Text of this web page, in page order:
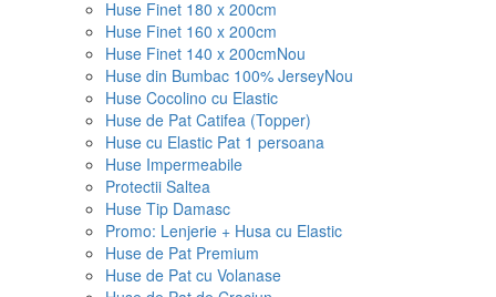
Huse Finet 180 x 200cm
Huse Finet 160 x 200cm
Huse Finet 140 x 200cmNou
Huse din Bumbac 100% JerseyNou
Huse Cocolino cu Elastic
Huse de Pat Catifea (Topper)
Huse cu Elastic Pat 1 persoana
Huse Impermeabile
Protectii Saltea
Huse Tip Damasc
Promo: Lenjerie + Husa cu Elastic
Huse de Pat Premium
Huse de Pat cu Volanase